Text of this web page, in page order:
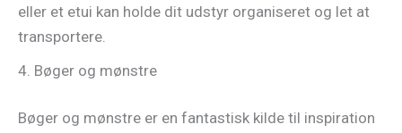
eller et etui kan holde dit udstyr organiseret og let at
transportere.
4. Bøger og mønstre
Bøger og mønstre er en fantastisk kilde til inspiration